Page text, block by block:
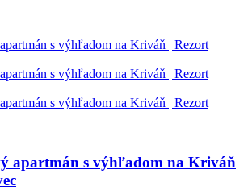
apartmán s výhľadom na Kriváň